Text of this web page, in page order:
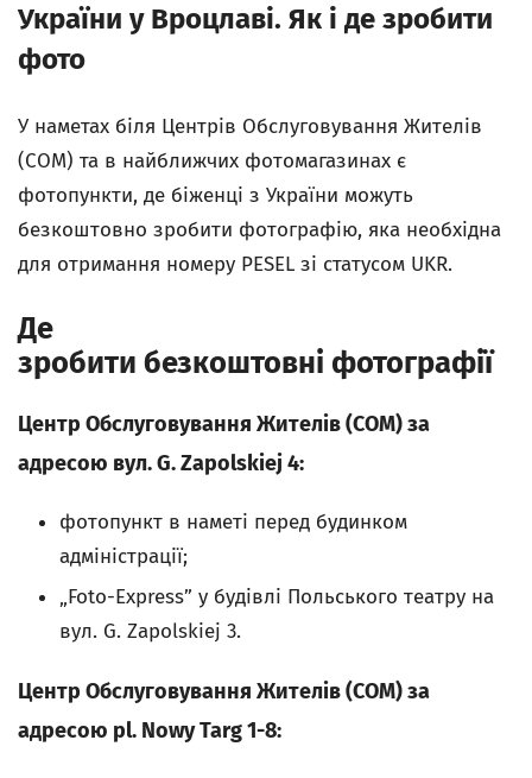
України у Вроцлаві. Як і де зробити
фото
У наметах біля Центрів Обслуговування Жителів
(COM) та в найближчих фотомагазинах є
фотопункти, де біженці з України можуть
безкоштовно зробити фотографію, яка необхідна
для отримання номеру PESEL зі статусом UKR.
Де
зробити безкоштовні фотографії
Центр Обслуговування Жителів (COM) за
адресою вул. G. Zapolskiej 4:
фотопункт в наметі перед будинком
адміністрації;
„Foto-Express” у будівлі Польського театру на
вул. G. Zapolskiej 3.
Центр Обслуговування Жителів (COM) за
адресою pl. Nowy Targ 1-8: